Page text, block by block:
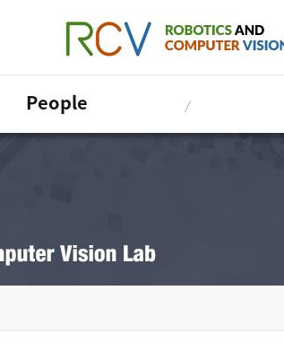
People